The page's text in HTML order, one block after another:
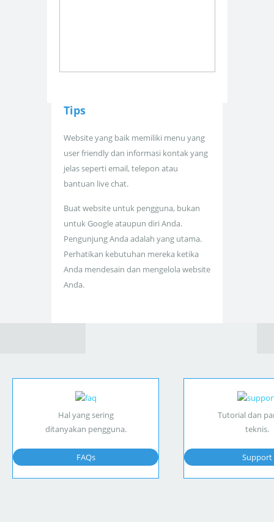
Tips
Website yang baik memiliki menu yang
user friendly dan informasi kontak yang
jelas seperti email, telepon atau
bantuan live chat.
Buat website untuk pengguna, bukan
untuk Google ataupun diri Anda.
Pengunjung Anda adalah yang utama.
Perhatikan kebutuhan mereka ketika
Anda mendesain dan mengelola website
Anda.
Hal yang sering
ditanyakan pengguna.
FAQs
Tutorial dan
teknis.
Support